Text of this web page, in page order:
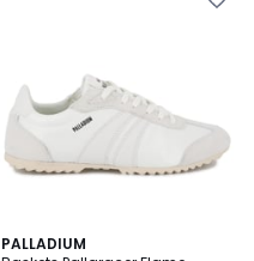
PALLADIUM
3